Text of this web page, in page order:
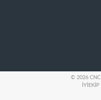
© 2026 CNC